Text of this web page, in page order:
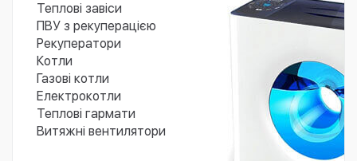
Теплові завіси
ПВУ з рекуперацією
Рекуператори
Котли
Газові котли
Електрокотли
Теплові гармати
Витяжні вентилятори